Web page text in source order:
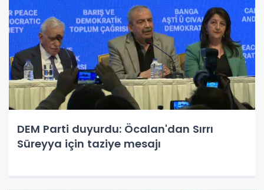
DEM Parti duyurdu: Öcalan'dan Sırrı
Süreyya için taziye mesajı